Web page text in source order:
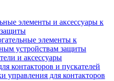
элементы и аксессуары к
элементы к
устройствам защиты
и аксессуары
контакторов и пускателей
управления для контакторов